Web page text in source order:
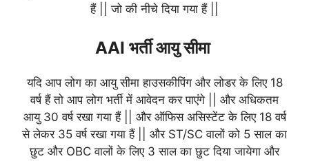
हैं || जो की नीचे दिया गया हैं ||
AAI भर्ती आयु सीमा
यदि आप लोग का आयु सीमा हाउसकीपिंग और लोडर के लिए 18
वर्ष हैं तो आप लोग भर्ती में आवेदन कर पाएंगे || और अधिकतम
आयु 30 वर्ष रखा गया हैं || और ऑफिस असिस्टेंट के लिए 18 वर्ष
से लेकर 35 वर्ष रखा गया हैं || और ST/SC वालों को 5 साल का
छुट और OBC वालों के लिए 3 साल का छुट दिया जायेगा और